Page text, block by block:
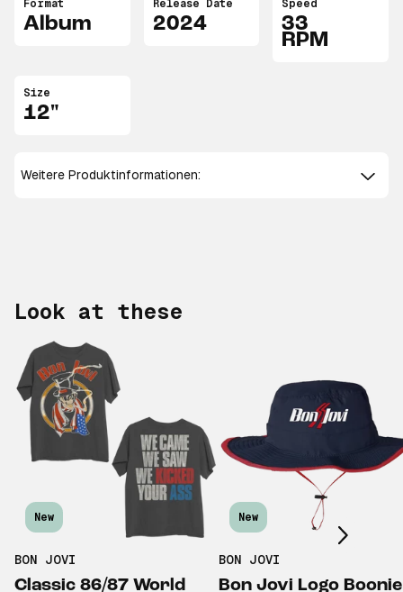
Format
Album
Release Date
2024
Speed
33
RPM
Size
12"
Weitere Produktinformationen:
Look at these
New
BON JOVI
Classic 86/87 World
New
BON JOVI
Bon Jovi Logo Boonie
Scroll right